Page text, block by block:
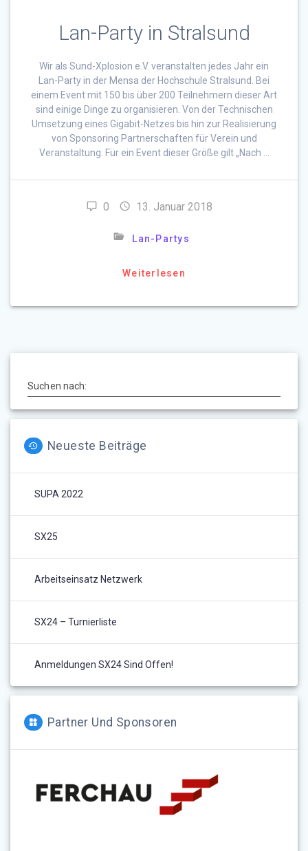
Lan-Party in Stralsund
Wir als Sund-Xplosion e.V. veranstalten jedes Jahr ein
Lan-Party in der Mensa der Hochschule Stralsund. Bei
einem Event mit 150 bis über 200 Teilnehmern dieser Art
sind einige Dinge zu organisieren. Von der Technischen
Umsetzung eines Gigabit-Netzes bis hin zur Realisierung
von Sponsoring Partnerschaften für Verein und
Veranstaltung. Für ein Event dieser Größe gilt „Nach …
0 13. Januar 2018
Lan-Partys
Weiterlesen
Suchen nach:
Neueste Beiträge
SUPA 2022
SX25
Arbeitseinsatz Netzwerk
SX24 – Turnierliste
Anmeldungen SX24 Sind Offen!
Partner Und Sponsoren